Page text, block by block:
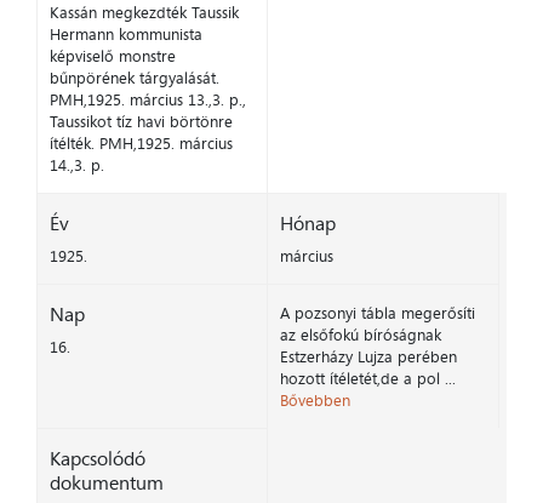
Kassán megkezdték Taussik
Hermann kommunista
képviselő monstre
bűnpörének tárgyalását.
PMH,1925. március 13.,3. p.,
Taussikot tíz havi börtönre
ítélték. PMH,1925. március
14.,3. p.
Év
1925.
Hónap
március
Nap
16.
A pozsonyi tábla megerősíti
az elsőfokú bíróságnak
Estzerházy Lujza perében
hozott ítéletét,de a pol ...
Bővebben
Kapcsolódó
dokumentum